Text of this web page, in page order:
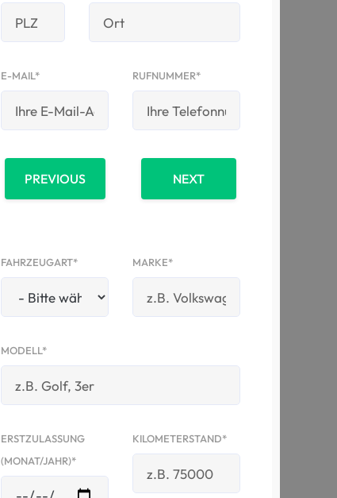
E-MAIL* RUFNUMMER*
PREVIOUS NEXT
FAHRZEUGART* MARKE*
MODELL*
ERSTZULASSUNG
(MONAT/JAHR)*
KILOMETERSTAND*